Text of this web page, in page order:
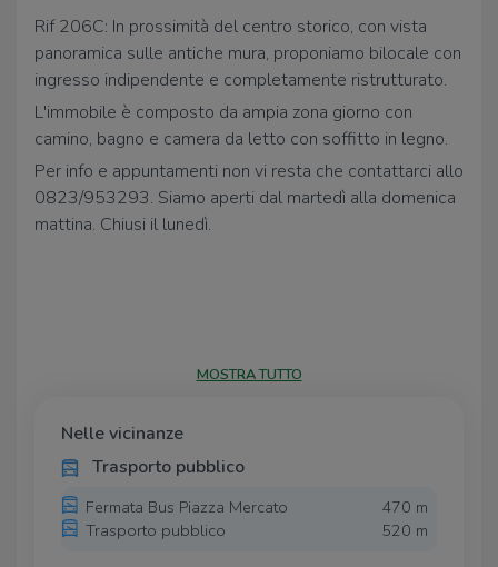
Rif 206C: In prossimità del centro storico, con vista
panoramica sulle antiche mura, proponiamo bilocale con
ingresso indipendente e completamente ristrutturato.
L'immobile è composto da ampia zona giorno con
camino, bagno e camera da letto con soffitto in legno.
Per info e appuntamenti non vi resta che contattarci allo
0823/953293. Siamo aperti dal martedì alla domenica
mattina. Chiusi il lunedì.
MOSTRA TUTTO
Nelle vicinanze
Trasporto pubblico
Fermata Bus Piazza Mercato
470 m
Trasporto pubblico
520 m